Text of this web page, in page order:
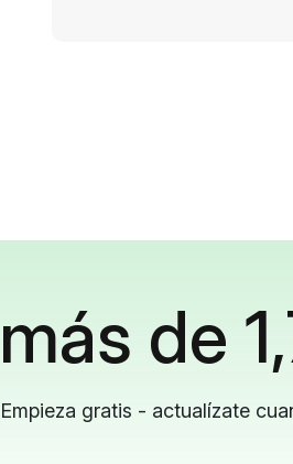
de
Empieza gratis - actualízate